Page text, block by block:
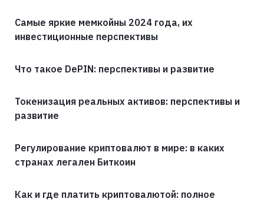
Самые яркие мемкойны 2024 года, их
инвестиционные перспективы
Что такое DePIN: перспективы и развитие
Токенизация реальных активов: перспективы и
развитие
Регулирование криптовалют в мире: в каких
странах легален Биткоин
Как и где платить криптовалютой: полное